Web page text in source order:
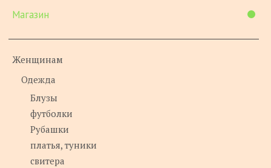
Магазин
Женщинам
Одежда
Блузы
футболки
Рубашки
платья, туники
свитера